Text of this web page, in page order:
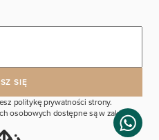
politykę prywatności strony.
osobowych dostępne są w zakładce